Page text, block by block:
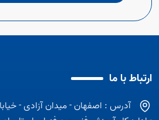
ارتباط با ما
آدرس : اصفهان - میدان آزادی -